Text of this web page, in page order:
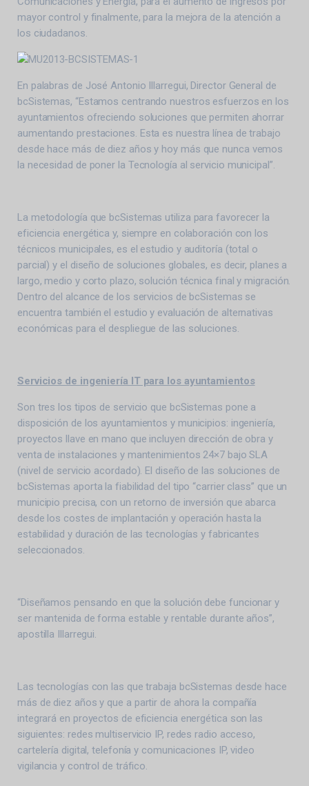
mayor control y finalmente, para la mejora de la atención a
los ciudadanos.
En palabras de José Antonio Illarregui, Director General de
bcSistemas, “Estamos centrando nuestros esfuerzos en los
ayuntamientos ofreciendo soluciones que permiten ahorrar
aumentando prestaciones. Esta es nuestra línea de trabajo
desde hace más de diez años y hoy más que nunca vemos
la necesidad de poner la Tecnología al servicio municipal”.
La metodología que bcSistemas utiliza para favorecer la
eficiencia energética y, siempre en colaboración con los
técnicos municipales, es el estudio y auditoría (total o
parcial) y el diseño de soluciones globales, es decir, planes a
largo, medio y corto plazo, solución técnica final y migración.
Dentro del alcance de los servicios de bcSistemas se
encuentra también el estudio y evaluación de alternativas
económicas para el despliegue de las soluciones.
Servicios de ingeniería IT para los ayuntamientos
Son tres los tipos de servicio que bcSistemas pone a
disposición de los ayuntamientos y municipios: ingeniería,
proyectos llave en mano que incluyen dirección de obra y
venta de instalaciones y mantenimientos 24×7 bajo SLA
(nivel de servicio acordado). El diseño de las soluciones de
bcSistemas aporta la fiabilidad del tipo “carrier class” que un
municipio precisa, con un retorno de inversión que abarca
desde los costes de implantación y operación hasta la
estabilidad y duración de las tecnologías y fabricantes
seleccionados.
“Diseñamos pensando en que la solución debe funcionar y
ser mantenida de forma estable y rentable durante años”,
apostilla Illarregui.
Las tecnologías con las que trabaja bcSistemas desde hace
más de diez años y que a partir de ahora la compañía
integrará en proyectos de eficiencia energética son las
siguientes: redes multiservicio IP, redes radio acceso,
cartelería digital, telefonía y comunicaciones IP, video
vigilancia y control de tráfico.